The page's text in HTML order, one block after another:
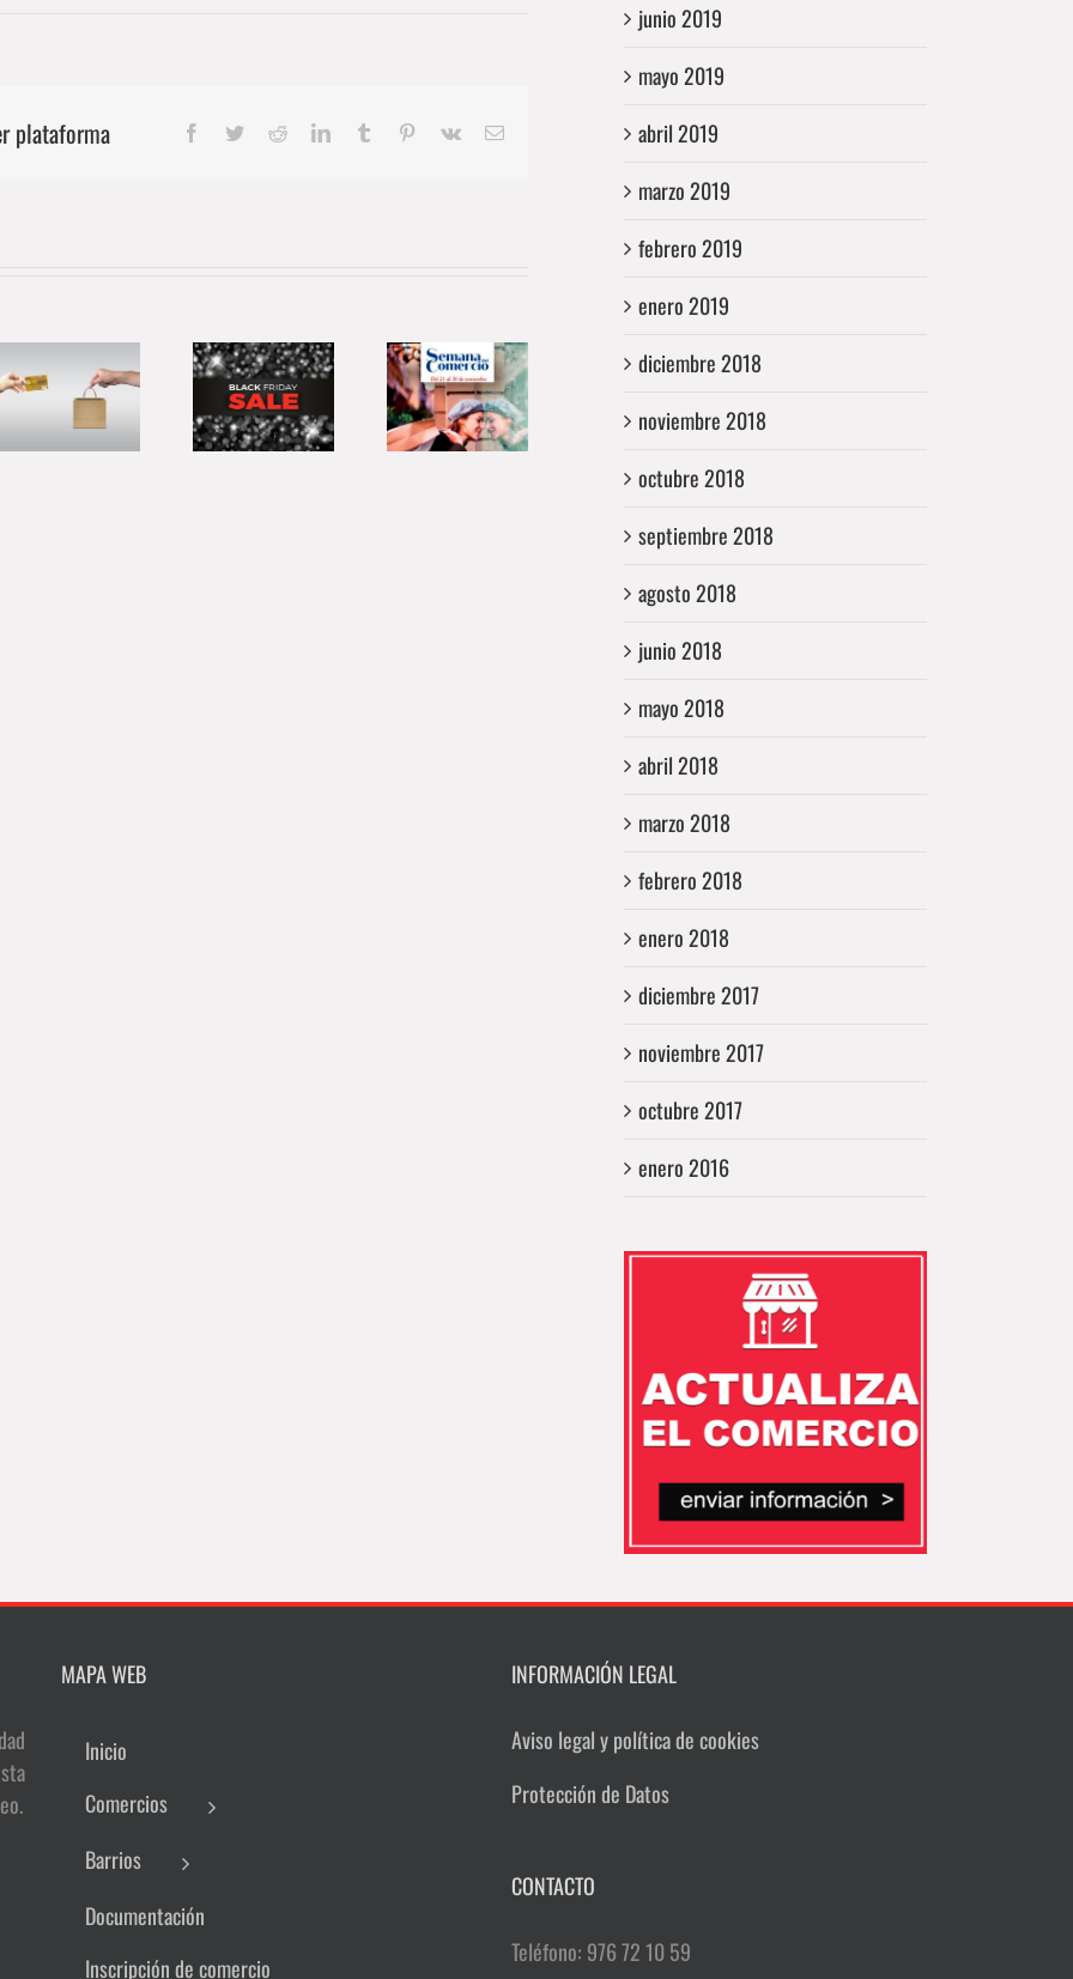
plataforma Facebook
TwitterRedditLinkedInTumblr Pinterest
Vk
Correo
Friday en el
pequeño
comercio:
de la
Semana del
Comercio
en Zaragoza
junio 2019
mayo 2019
abril 2019
marzo 2019
febrero 2019
enero 2019
diciembre 2018
noviembre 2018
octubre 2018
septiembre 2018
agosto 2018
junio 2018
mayo 2018
abril 2018
marzo 2018
febrero 2018
enero 2018
diciembre 2017
noviembre 2017
octubre 2017
enero 2016
MAPA WEB
Inicio
Comercios
Barrios
Documentación
Inscripción de comercio
INFORMACIÓN LEGAL
Aviso legal y política de cookies
Protección de Datos
CONTACTO
Teléfono: 976 72 10 59